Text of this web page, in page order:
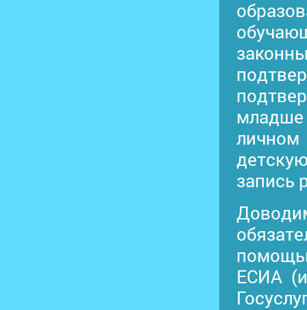
личном
запись
ЕСИА